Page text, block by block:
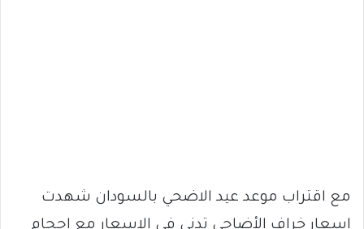
مع اقتراب موعد عيد الاضحي بالسودان شهدت
اسعار خراف الأضاحي تدني في الاسعار مع احجام